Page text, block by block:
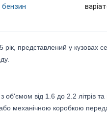
бензин
представлений у кузовах
об'ємом від 1.6 до 2.2 літрів
механічною коробкою